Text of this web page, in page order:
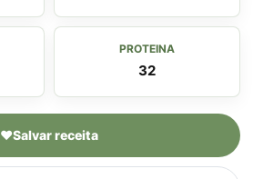
PROTEINA
32
♥Salvar receita